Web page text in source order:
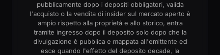
pubblicamente dopo i depositi obbligatori, valida
l'acquisto o la vendita di insider sul mercato aperto è
ampio rispetto alla proprietà e allo storico, entra
tramite ingresso dopo il deposito solo dopo che la
divulgazione è pubblica e mappata all'emittente ed
esce quando l'effetto del deposito decade, la